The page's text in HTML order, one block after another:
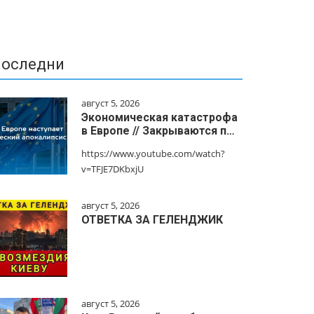
август 5, 2026
Экономическая катастрофа
в Европе // Закрываются п…
https://www.youtube.com/watch?
v=TFJE7DKbxjU
август 5, 2026
ОТВЕТКА ЗА ГЕЛЕНДЖИК
август 5, 2026